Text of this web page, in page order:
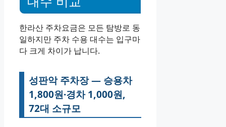
한라산 주차요금은 모든 탐방로 동
일하지만 주차 수용 대수는 입구마
다 크게 차이가 납니다.
성판악 주차장 — 승용차
1,800원·경차 1,000원,
72대 소규모